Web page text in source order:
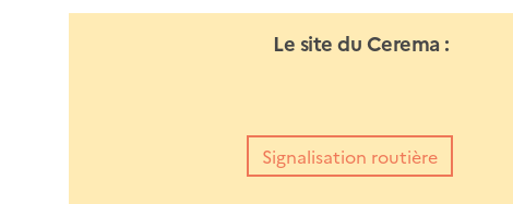
Le site du Cerema :
Signalisation routière